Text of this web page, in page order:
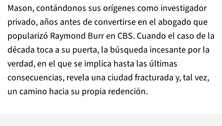
Mason, contándonos sus orígenes como investigador
privado, años antes de convertirse en el abogado que
popularizó Raymond Burr en CBS. Cuando el caso de la
década toca a su puerta, la búsqueda incesante por la
verdad, en el que se implica hasta las últimas
consecuencias, revela una ciudad fracturada y, tal vez,
un camino hacia su propia redención.